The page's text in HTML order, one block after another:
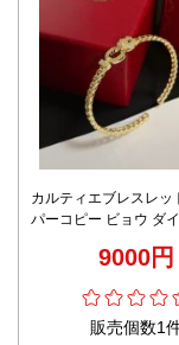
カルティエブレスレッ
パーコピー ビョウ ダ
9000円
販売個数1